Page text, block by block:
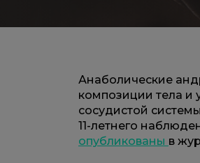
Анаболические
композиции тела и
сосудистой
11-летнего
опубликованы в